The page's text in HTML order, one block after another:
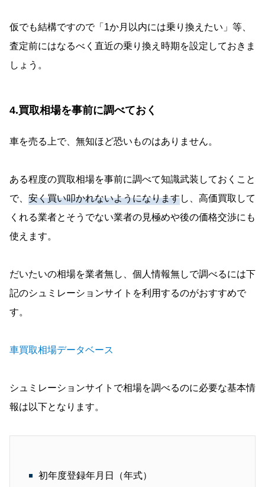
仮でも結構ですので「1か月以内には乗り換えたい」等、
査定前にはなるべく直近の乗り換え時期を設定しておきま
しょう。
4.買取相場を事前に調べておく
車を売る上で、無知ほど恐いものはありません。
ある程度の買取相場を事前に調べて知識武装しておくこと
で、 安く買い叩かれないようになりますし、高価買取して
くれる業者とそうでない業者の見極めや後の価格交渉にも
使えます。
だいたいの相場を業者無し、個人情報無しで調べるには下
記のシュミレーションサイトを利用するのがおすすめで
す。
車買取相場データベース
シュミレーションサイトで相場を調べるのに必要な基本情
報は以下となります。
初年度登録年月日（年式）